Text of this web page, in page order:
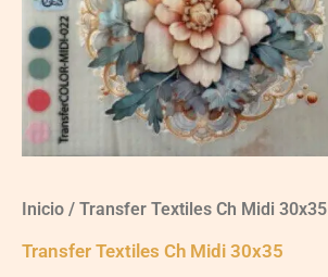
Inicio / Transfer Textiles Ch Midi 30x35
Transfer Textiles Ch Midi 30x35